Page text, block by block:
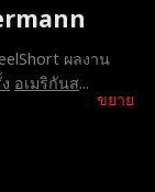
ขยาย
ผลงาน
อเมริกันส...